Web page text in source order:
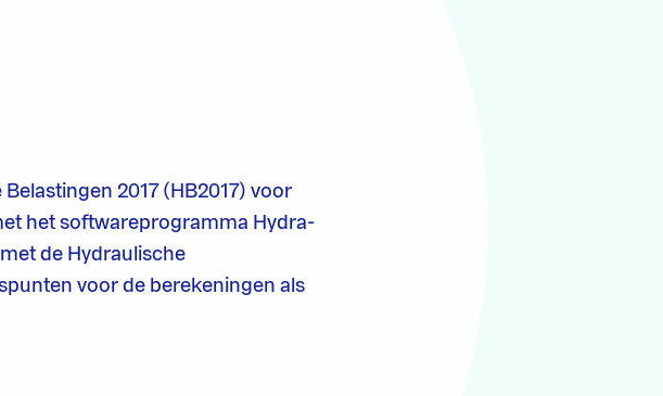
2017 (HB2017) voor
het softwareprogramma Hydra-
de Hydraulische
voor de berekeningen als